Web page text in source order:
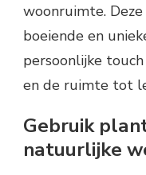
woonruimte.
boeiende en
persoonlijke
en de ruimte tot
Gebruik
natuurlijke